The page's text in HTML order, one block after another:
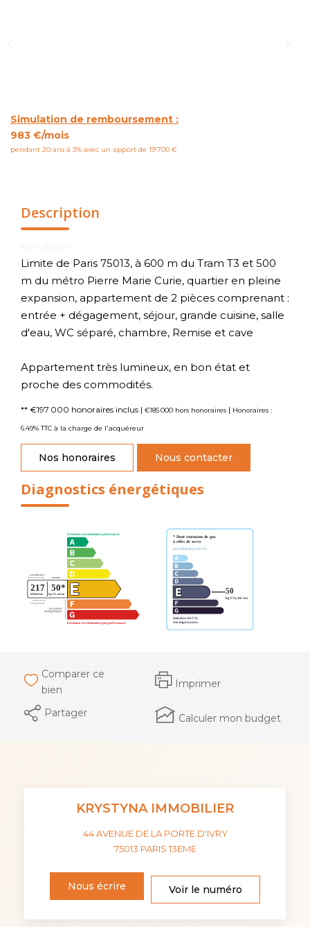
Simulation de remboursement :
983 €/mois
pendant 20 ans à 3% avec un apport de 19 700 €
Description
Limite de Paris 75013, à 600 m du Tram T3 et 500
m du métro Pierre Marie Curie, quartier en pleine
expansion, appartement de 2 pièces comprenant :
entrée + dégagement, séjour, grande cuisine, salle
d'eau, WC séparé, chambre, Remise et cave
Appartement très lumineux, en bon état et
proche des commodités.
** €197 000 honoraires inclus | €185 000 hors honoraires | Honoraires :
6.49% TTC à la charge de l'acquéreur
Nos honoraires Nous contacter
Diagnostics énergétiques
Comparer ce
bien
Imprimer
Partager Calculer mon budget
KRYSTYNA IMMOBILIER
44 AVENUE DE LA PORTE D'IVRY
75013 PARIS 13EME
Nous écrire Voir le numéro